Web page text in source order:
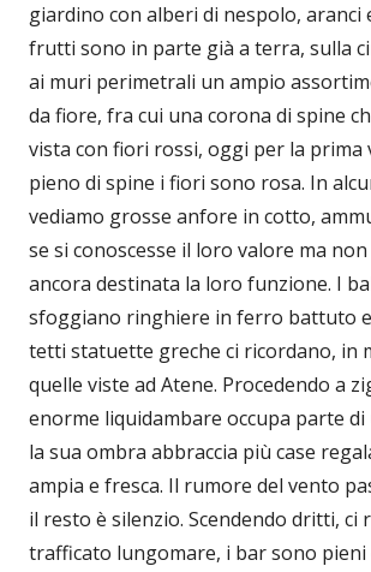
giardino con alberi di nespolo, aranci
frutti sono in parte già a terra, sulla
ai muri perimetrali un ampio
da fiore, fra cui una corona di spine
vista con fiori rossi, oggi per la prima
pieno di spine i fiori sono rosa. In
vediamo grosse anfore in cotto,
se si conoscesse il loro valore ma
ancora destinata la loro funzione. I
sfoggiano ringhiere in ferro battuto
tetti statuette greche ci ricordano, in
quelle viste ad Atene. Procedendo a
enorme liquidambare occupa parte
la sua ombra abbraccia più case
ampia e fresca. Il rumore del vento
il resto è silenzio. Scendendo dritti, ci
trafficato lungomare, i bar sono pieni